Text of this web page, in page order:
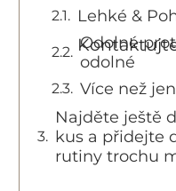
Lehké &
Odolné
odolné
Více než
Najděte ještě
kus a přidejte
rutiny trochu